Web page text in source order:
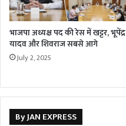
भाजपा अध्यक्ष पद की रेस में खट्टर, भूपेंद्र
यादव और शिवराज सबसे आगे
July 2, 2025
By JAN EXPRESS